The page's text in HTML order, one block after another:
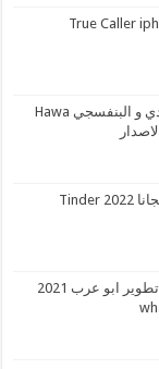
تحميل واتساب حواء الاحمر و الوردي و البنفسجي Hawa
تحميل برنامج تيندر بلس للايفون مجانا 2022 Tinder
تحميل واتساب الذهبي ضد الحظر تطوير ابو عرب 2021